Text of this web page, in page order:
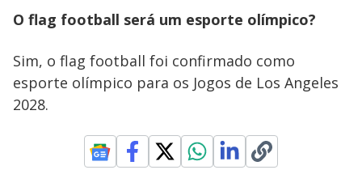
O flag football será um esporte olímpico?
Sim, o flag football foi confirmado como
esporte olímpico para os Jogos de Los Angeles
2028.